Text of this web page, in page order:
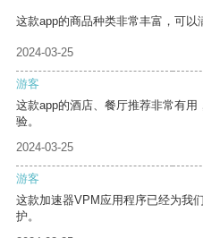
这款app的商品种类非常丰富，可以
2024-03-25
游客
这款app的酒店、餐厅推荐非常有
验。
2024-03-25
游客
这款加速器VPM应用程序已经为我
护。